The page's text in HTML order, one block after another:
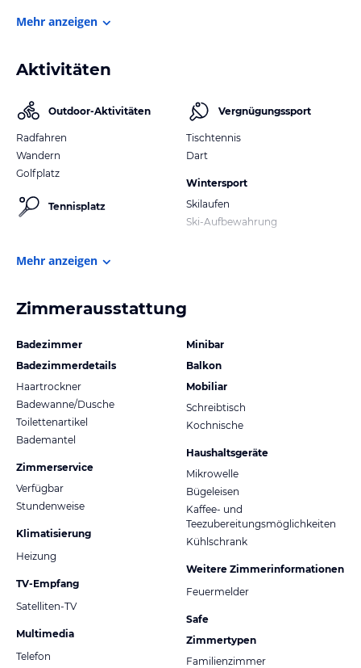
Mehr anzeigen
Aktivitäten
Outdoor-Aktivitäten
Radfahren
Wandern
Golfplatz
Tennisplatz
Vergnügungssport
Tischtennis
Dart
Wintersport
Skilaufen
Ski-Aufbewahrung
Mehr anzeigen
Zimmerausstattung
Badezimmer
Badezimmerdetails
Haartrockner
Badewanne/Dusche
Toilettenartikel
Bademantel
Zimmerservice
Verfügbar
Stundenweise
Klimatisierung
Heizung
TV-Empfang
Satelliten-TV
Multimedia
Telefon
Minibar
Balkon
Mobiliar
Schreibtisch
Kochnische
Haushaltsgeräte
Mikrowelle
Bügeleisen
Kaffee- und
Teezubereitungsmöglichkeiten
Kühlschrank
Weitere Zimmerinformationen
Feuermelder
Safe
Zimmertypen
Familienzimmer